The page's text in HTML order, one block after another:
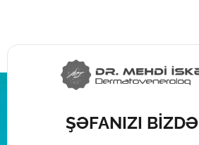
ŞƏFANIZI BİZDƏ